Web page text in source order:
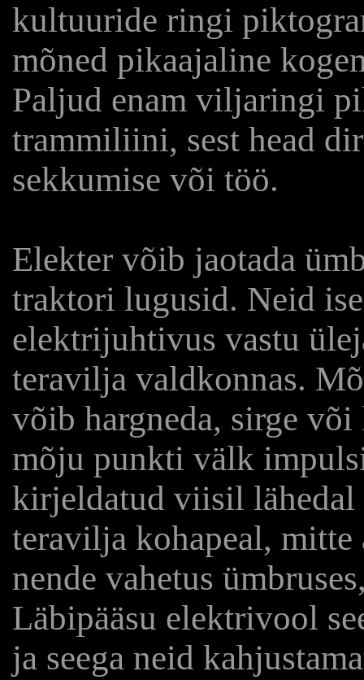
kultuuride ringi
mõned pikaajaline
Paljud enam viljaringi
trammiliini, sest head
sekkumise või töö.
Elekter võib jaotada
traktori lugusid. Neid
elektrijuhtivus vastu
teravilja valdkonnas.
võib hargneda, sirge või
mõju punkti välk
kirjeldatud viisil lähedal
teravilja kohapeal,
nende vahetus
Läbipääsu elektrivool
ja seega neid